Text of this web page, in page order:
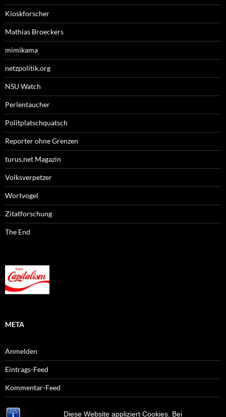
Diese Website appliziert Cookies. Bei
Kioskforscher
Mathias Broeckers
mimikama
netzpolitik.org
NSU Watch
Perlentaucher
Politplatschquatsch
Reporter ohne Grenzen
turus.net Magazin
Volksverpetzer
Wortvogel
Zitatforschung
The End
META
Anmelden
Eintrags-Feed
Kommentar-Feed
WordPress.org